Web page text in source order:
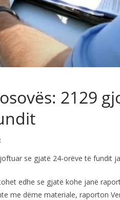
2129
se gjatë 24-orëve të fundit
edhe se gjatë kohe janë
me dëme materiale, raporton